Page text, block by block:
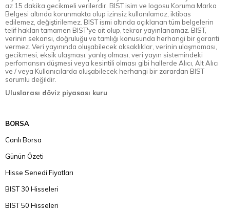
az 15 dakika gecikmeli verilerdir. BIST isim ve logosu Koruma Marka
Belgesi altında korunmakta olup izinsiz kullanılamaz, iktibas
edilemez, değiştirilemez. BIST ismi altında açıklanan tüm belgelerin
telif hakları tamamen BIST'ye ait olup, tekrar yayınlanamaz. BIST,
verinin sekansı, doğruluğu ve tamlığı konusunda herhangi bir garanti
vermez. Veri yayınında oluşabilecek aksaklıklar, verinin ulaşmaması,
gecikmesi, eksik ulaşması, yanlış olması, veri yayın sistemindeki
perfomansın düşmesi veya kesintili olması gibi hallerde Alıcı, Alt Alıcı
ve / veya Kullanıcılarda oluşabilecek herhangi bir zarardan BIST
sorumlu değildir.
Uluslarası döviz piyasası kuru
BORSA
Canlı Borsa
Günün Özeti
Hisse Senedi Fiyatları
BIST 30 Hisseleri
BIST 50 Hisseleri